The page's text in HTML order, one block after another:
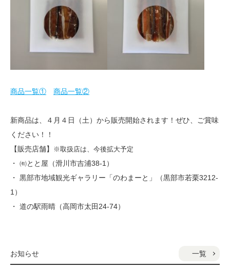
商品一覧① 商品一覧②
新商品は、４月４日（土）から販売開始されます！ぜひ、ご賞味
ください！！
【販売店舗】
※取扱店は、今後拡大予定
・ ㈲とと屋（滑川市吉浦38-1）
・ 黒部市地域観光ギャラリー「のわまーと」（黒部市若栗3212-
1）
・ 道の駅雨晴（高岡市太田24-74）
お知らせ 一覧